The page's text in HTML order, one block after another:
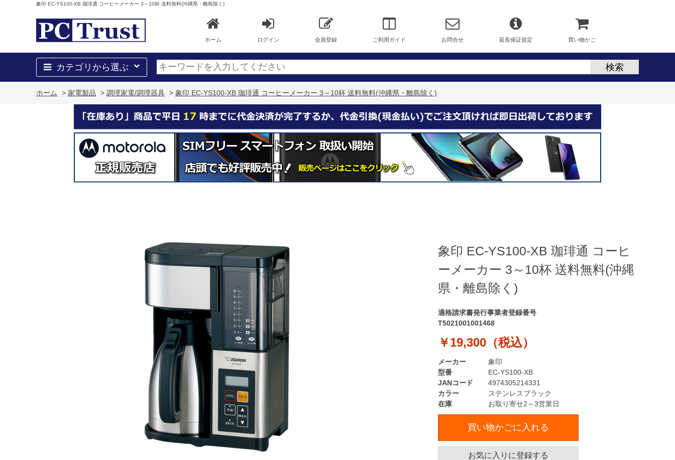
象印 EC-YS100-XB 珈琲通 コーヒーメーカー 3～10杯 送料無料(沖縄県・離島除く)
ホーム ログイン 会員登録 ご利用ガイド お問合せ 延長保証規定 買い物かご
カテゴリから選ぶ
ホーム > 家電製品 > 調理家電/調理器具 > 象印 EC-YS100-XB 珈琲通 コーヒーメーカー 3～10杯 送料無料(沖縄県・離島除く)
象印 EC-YS100-XB 珈琲通 コーヒ
ーメーカー 3～10杯 送料無料(沖縄
県・離島除く)
適格請求書発行事業者登録番号
T5021001001468
￥19,300（税込）
型番
EC-YS100-XB
JANコード
4974305214331
カラー
ステンレスブラック
在庫
お取り寄せ2～3営業日
メーカー 象印
買い物かごに入れる
お気に入りに登録する